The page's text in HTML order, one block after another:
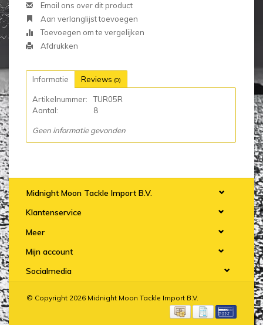
Email ons over dit product
Aan verlanglijst toevoegen
Toevoegen om te vergelijken
Afdrukken
Informatie Reviews (0)
Artikelnummer:
TUR05R
Aantal:
8
Geen informatie gevonden
Midnight Moon Tackle Import B.V.
Klantenservice
Meer
Mijn account
Socialmedia
© Copyright 2026 Midnight Moon Tackle Import B.V.